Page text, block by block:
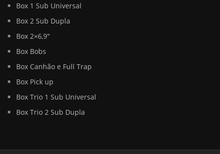
Box 1 Sub Universal
Box 2 Sub Dupla
Box 2×6,9″
Box Bobs
Box Canhão e Full Trap
Box Pick up
Box Trio 1 Sub Universal
Box Trio 2 Sub Dupla